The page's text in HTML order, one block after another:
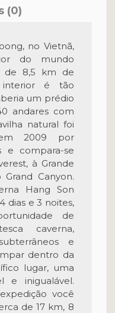
(0)
no Vietnã,
do mundo
de 8,5 km de
é tão
um prédio
andares com
natural foi
2009 por
e compara-se
à Grande
Canyon.
Hang Son
dias e 3 noites,
de
caverna,
e
dentro da
lugar, uma
e inigualável.
você
de 17 km, 8